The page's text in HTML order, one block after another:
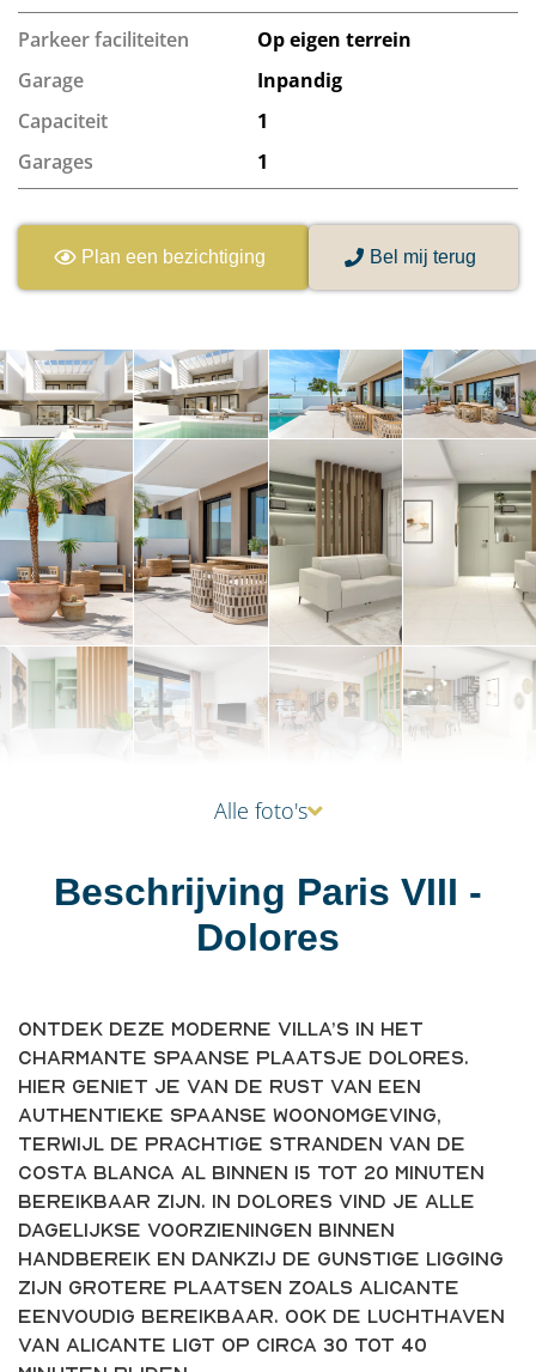
Parkeer faciliteiten
Op eigen terrein
Garage
Inpandig
Capaciteit
1
Garages
1
Plan een bezichtiging Bel mij terug
Alle foto's
Beschrijving Paris VIII -
Dolores
Ontdek deze moderne villa’s in het
charmante Spaanse plaatsje Dolores.
Hier geniet je van de rust van een
authentieke Spaanse woonomgeving,
terwijl de prachtige stranden van de
Costa Blanca al binnen 15 tot 20 minuten
bereikbaar zijn. In Dolores vind je alle
dagelijkse voorzieningen binnen
handbereik en dankzij de gunstige ligging
zijn grotere plaatsen zoals Alicante
eenvoudig bereikbaar. Ook de luchthaven
van Alicante ligt op circa 30 tot 40